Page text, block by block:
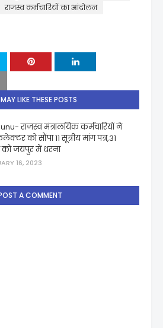
राजस्व कर्मचारियों का आंदोलन
LIKE THESE POSTS
राजस्व मंत्रालयिक कर्मचारियों ने
को सौंपा 11 सूत्रीय मांग पत्र,31
जयपुर में धरना
16, 2023
A COMMENT